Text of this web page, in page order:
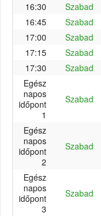
16:30 Szabad
16:45
Szabad
17:00
Szabad
17:15
Szabad
17:30
Szabad
Egész
napos
időpont
1
Szabad
Egész
napos
időpont
2
Szabad
Egész
napos
időpont
3
Szabad